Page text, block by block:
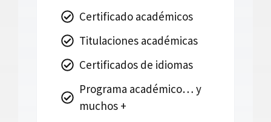
Certificado académicos
Titulaciones académicas
Certificados de idiomas
Programa académico… y
muchos +